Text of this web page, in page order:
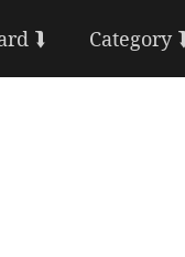
⮯ Category